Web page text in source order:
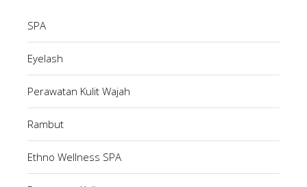
SPA
Eyelash
Perawatan Kulit Wajah
Rambut
Ethno Wellness SPA